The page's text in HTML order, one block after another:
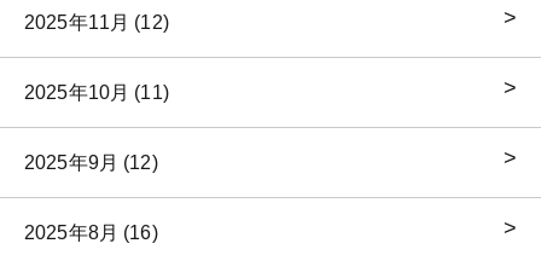
2025年11月 (12)
2025年10月 (11)
2025年9月 (12)
2025年8月 (16)